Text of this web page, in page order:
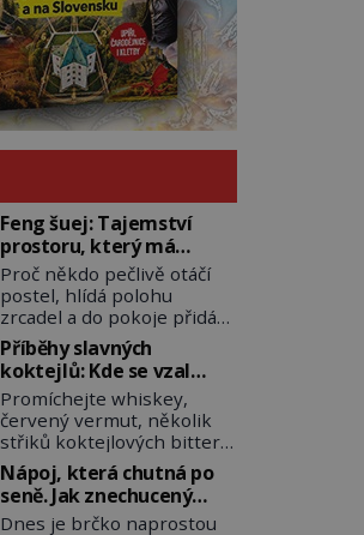
Feng šuej: Tajemství
prostoru, který má
přinášet štěstí
Proč někdo pečlivě otáčí
postel, hlídá polohu
zrcadel a do pokoje přidává
rostliny, vodu nebo dřevo?
Feng šuej tvrdí, že domov
není jen soubor zdí a
nábytku. Je to prostor,
kterým proudí energie
čchi a jeho uspořádání
může ovlivňovat, jak se v
něm člověk cítí. Feng šuej
má kořeny ve staré Číně a
Příběhy slavných
koktejlů: Kde se vzal
Manhattan a Bloody
Mary?
Promíchejte whiskey,
červený vermut, několik
střiků koktejlových bitters
a led, sceďte, ozdobte
koktejlovou třešinkou a
tadá… Manhattan je tu! A
pokud to má být skutečně
Nápoj, která chutná po
seně. Jak znechucený
Američan vymyslel brčko
Dnes je brčko naprostou